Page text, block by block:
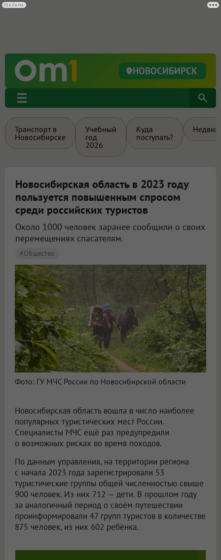
НОВОСИБИРСК
Транспорт в
Новосибирске
Учебный
год
2026
Куда
поступать?
Новосибирская область в 2023 году
пользуется повышенным спросом
среди российских туристов
Около 1000 человек заранее сообщили о своих
перемещениях спасателям.
#Общество
Фото: ГУ МЧС России по Новосибирской области
Новосибирская область вошла в число наиболее
популярных туристических мест России.
Специалисты МЧС ещё раз предупредили
о возможных рисках во время походов.
По данным управления, на территории региона
с начала 2023 года зарегистрировали 53
туристические группы общей численностью свыше
900 человек. Из них 712 — дети. В прошлом году
за аналогичный период о своём путешествии
проинформировали 47 групп туристов в количестве
875 человек, из них 602 ребёнка.
РЕКЛАМА